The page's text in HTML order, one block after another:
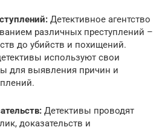
Детективное агентство
различных преступлений –
до убийств и похищений.
используют свои
для выявления причин и
Детективы проводят
доказательств и